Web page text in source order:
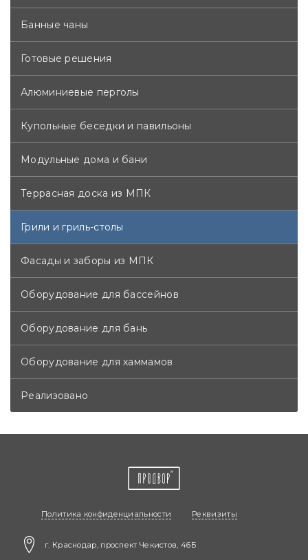
Банные чаны
Готовые решения
Алюминиевые перголы
Купольные беседки и павильоны
Модульные дома и бани
Террасная доска из МПК
Грили и гриль-столы
Фасады и заборы из МПК
Оборудование для бассейнов
Оборудование для бань
Оборудование для хаммамов
Реализовано
Политика конфиденциальности Реквизиты
г. Краснодар, проспект Чекистов, 46Б​